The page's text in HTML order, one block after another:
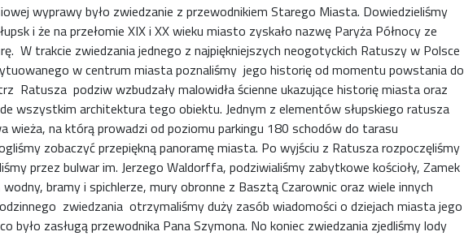
wyprawy było zwiedzanie z przewodnikiem Starego Miasta. Dowiedzieliśmy
i że na przełomie XIX i XX wieku miasto zyskało nazwę Paryża Północy ze
W trakcie zwiedzania jednego z najpiękniejszych neogotyckich Ratuszy w Polsce
w centrum miasta poznaliśmy jego historię od momentu powstania do
Ratusza podziw wzbudzały malowidła ścienne ukazujące historię miasta oraz
wszystkim architektura tego obiektu. Jednym z elementów słupskiego ratusza
wieża, na którą prowadzi od poziomu parkingu 180 schodów do tarasu
zobaczyć przepiękną panoramę miasta. Po wyjściu z Ratusza rozpoczęliśmy
przez bulwar im. Jerzego Waldorffa, podziwialiśmy zabytkowe kościoły, Zamek
bramy i spichlerze, mury obronne z Basztą Czarownic oraz wiele innych
zwiedzania otrzymaliśmy duży zasób wiadomości o dziejach miasta jego
było zasługą przewodnika Pana Szymona. No koniec zwiedzania zjedliśmy lody